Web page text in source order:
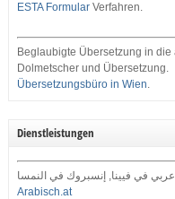
ESTA FormularVerfahren.
Beglaubigte Übersetzung in
Dolmetscher und Übersetzung.
Übersetzungsbüro in Wien.
Dienstleistungen
في فيينا, إنسبروك في النمسا
Arabisch.at